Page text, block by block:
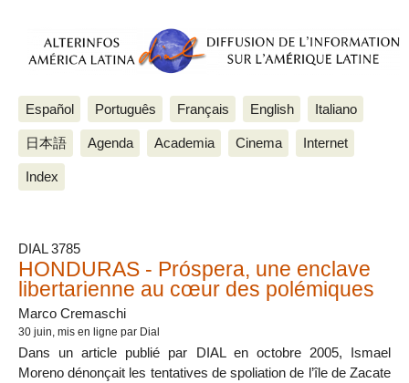
Español Português Français English Italiano
日本語 Agenda Academia Cinema Internet
Index
Los artículos más recientes
DIAL 3785
HONDURAS - Próspera, une enclave
libertarienne au cœur des polémiques
Marco Cremaschi
30 juin , mis en ligne par Dial
Dans un article publié par DIAL en octobre 2005, Ismael
Moreno dénonçait les tentatives de spoliation de l’île de Zacate